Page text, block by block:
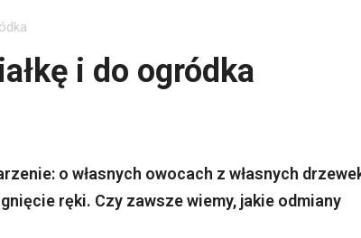
i do ogródka
o własnych owocach z własnych
ręki. Czy zawsze wiemy, jakie odmiany